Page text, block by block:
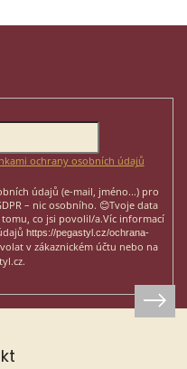
ochrany osobních údajů
údajů (e-mail, jméno...) pro
– nic osobního. 😊Tvoje data
co jsi povolil/a.Víc informací
https://pegastyl.cz/ochrana-
v zákaznickém účtu nebo na